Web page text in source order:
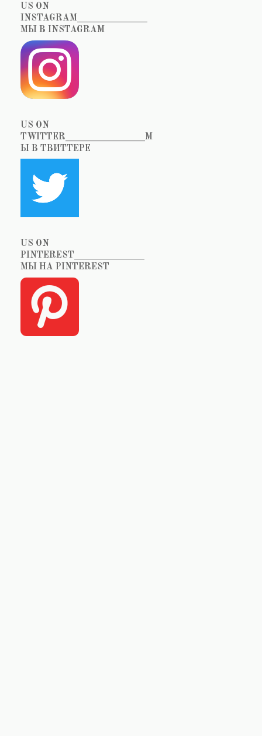
US ON
INSTAGRAM_______________
МЫ В INSTAGRAM
US ON
TWITTER_________________М
Ы В ТВИТТЕРЕ
US ON
PINTEREST_______________
МЫ НА PINTEREST